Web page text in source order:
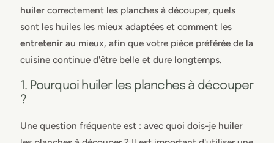
huiler correctement les planches à découper, quels
sont les huiles les mieux adaptées et comment les
entretenir au mieux, afin que votre pièce préférée de la
cuisine continue d'être belle et dure longtemps.
1. Pourquoi huiler les planches à découper
?
Une question fréquente est : avec quoi dois-je huiler